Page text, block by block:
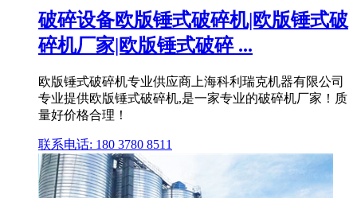
破碎设备欧版锤式破碎机|欧版锤式破
碎机厂家|欧版锤式破碎 ...
欧版锤式破碎机专业供应商上海科利瑞克机器有限公司
专业提供欧版锤式破碎机,是一家专业的破碎机厂家！质
量好价格合理！
联系电话: 180 3780 8511